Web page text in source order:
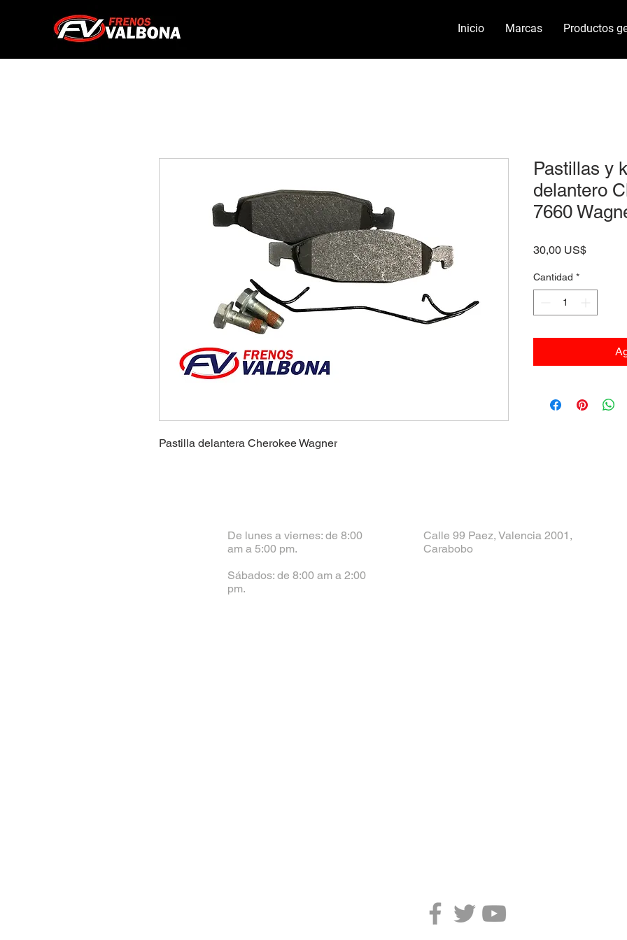
Inicio Marcas Productos
Pastilla delantera Cherokee Wagner
Pastillas y
delantero
7660
30,00 US$Precio
Cantidad *
De lunes a viernes: de 8:00
am a 5:00 pm.
Sábados: de 8:00 am a 2:00
pm.
Calle 99 Paez, Valencia 2001,
Carabobo